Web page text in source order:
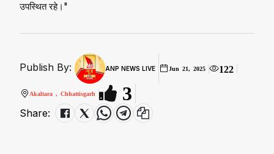
उपस्थित रहे।"
Publish By: ANP NEWS LIVE Jun 21, 2025 122
Akaltara , Chhattisgarh 3
Share: